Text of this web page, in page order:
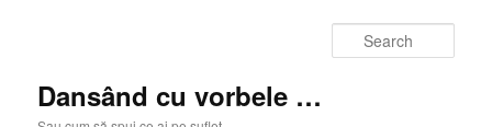
Dansând cu vorbele …